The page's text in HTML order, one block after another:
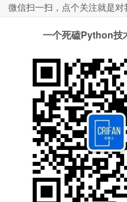
微信扫一扫，点个关注就是对
一个死磕Python技